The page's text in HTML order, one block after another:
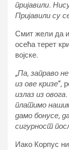
пријавили.
Пријавили су
Смит жели да
осећа терет
војске.
„Па, заправо
из ове кризе“,
излаз из
платимо
дамо бонусе,
сигурност
Иако Корпус